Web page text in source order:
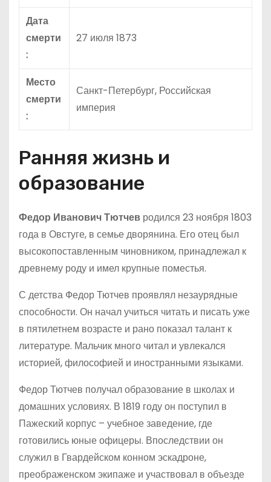
Дата
смерти
:
27 июля 1873
Место
смерти
:
Санкт-Петербург, Российская
империя
Ранняя жизнь и
образование
Федор Иванович Тютчев родился 23 ноября 1803
года в Овстуге, в семье дворянина. Его отец был
высокопоставленным чиновником, принадлежал к
древнему роду и имел крупные поместья.
С детства Федор Тютчев проявлял незаурядные
способности. Он начал учиться читать и писать уже
в пятилетнем возрасте и рано показал талант к
литературе. Мальчик много читал и увлекался
историей, философией и иностранными языками.
Федор Тютчев получал образование в школах и
домашних условиях. В 1819 году он поступил в
Пажеский корпус – учебное заведение, где
готовились юные офицеры. Впоследствии он
служил в Гвардейском конном эскадроне,
преображенском экипаже и участвовал в объезде